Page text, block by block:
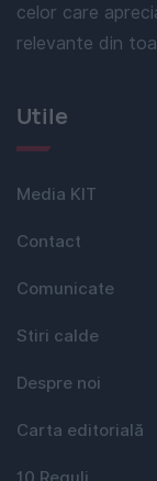
celor care
relevante din
Utile
Media KIT
Contact
Comunicate
Stiri calde
Despre noi
Carta editorială